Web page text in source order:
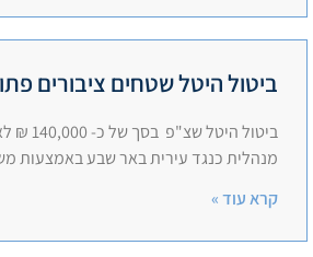
ביטול היטל שטחים ציבורים
ביטול
מנהלית כנגד עירית באר שבע באמצעות
קרא עוד »